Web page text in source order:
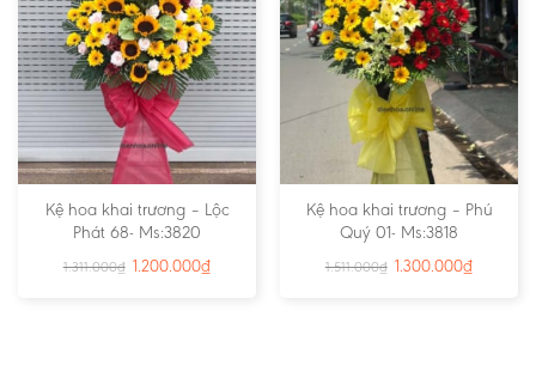
Kệ hoa khai trương – Lộc
Phát 68- Ms:3820
1.311.000₫ 1.200.000₫
Kệ hoa khai trương – Phú
Quý 01- Ms:3818
1.511.000₫ 1.300.000₫